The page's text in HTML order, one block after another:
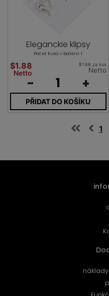
Eleganckie klipsy
Počet kusů v balení: 1
$1.88
Netto
$1.88 za kus
Netto
- +
PŘIDAT DO KOŠÍKU
1